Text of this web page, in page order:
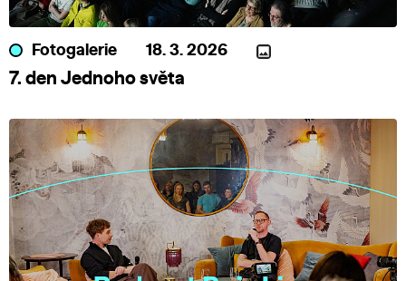
Fotogalerie 18. 3. 2026
7. den Jednoho světa